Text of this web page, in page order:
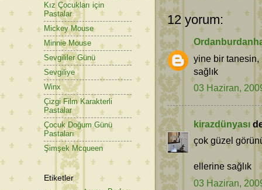
12 yorum:
yine bir tanesin,
sağlık
03 Haziran,
kirazdünyası
çok güzel
ellerine sağlık
03 Haziran,
Kız Çocukları için
Pastalar
Mickey Mouse
Minnie Mouse
Sevgililer Günü
Sevgiliye
Winx
Çizgi Film Karakterli
Pastalar
Çocuk Doğum Günü
Pastaları
Şimşek Mcqueen
Etiketler